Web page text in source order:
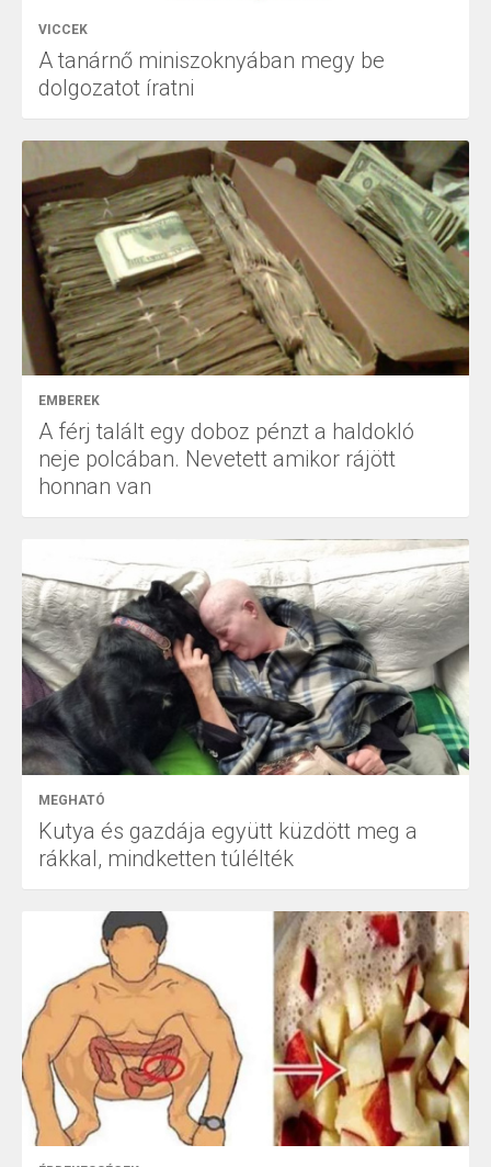
VICCEK
A tanárnő miniszoknyában megy be
dolgozatot íratni
EMBEREK
A férj talált egy doboz pénzt a haldokló
neje polcában. Nevetett amikor rájött
honnan van
MEGHATÓ
Kutya és gazdája együtt küzdött meg a
rákkal, mindketten túlélték